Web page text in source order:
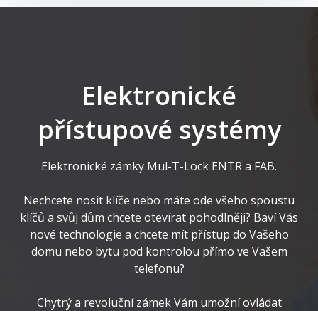
Elektronické
přístupové systémy
Elektronické zámky Mul-T-Lock ENTR a FAB.
Nechcete nosit klíče nebo máte ode všeho spoustu
klíčů a svůj dům chcete otevírat pohodlněji? Baví Vás
nové technologie a chcete mít přístup do Vašeho
domu nebo bytu pod kontrolou přímo ve Vašem
telefonu?
Chytrý a revoluční zámek Vám umožní ovládat